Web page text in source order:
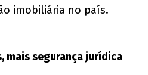
imobiliária no país.
mais segurança jurídica